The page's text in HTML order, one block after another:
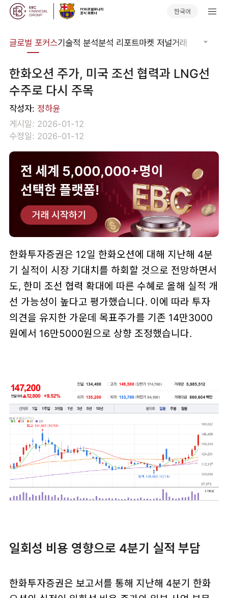
한국어
글로벌 포커스기술적 분석분석 리포트마켓 저널거래 소프트웨어
한화오션 주가, 미국 조선 협력과 LNG선
수주로 다시 주목
작성자: 정하윤
게시일: 2026-01-12
수정일: 2026-01-12
한화투자증권은 12일 한화오션에 대해 지난해 4분
기 실적이 시장 기대치를 하회할 것으로 전망하면서
도, 한미 조선 협력 확대에 따른 수혜로 올해 실적 개
선 가능성이 높다고 평가했습니다. 이에 따라 투자
의견을 유지한 가운데 목표주가를 기존 14만3000
원에서 16만5000원으로 상향 조정했습니다.
일회성 비용 영향으로 4분기 실적 부담
한화투자증권은 보고서를 통해 지난해 4분기 한화